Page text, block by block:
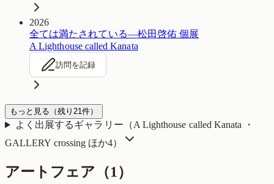
2026
全ては満たされている—松田啓佑 個展
A Lighthouse called Kanata
訪問を記録
もっと見る （残り 21件）
よく出展するギャラリー（A Lighthouse called Kanata ・
GALLERY crossing ほか4）
アートフェア（1）